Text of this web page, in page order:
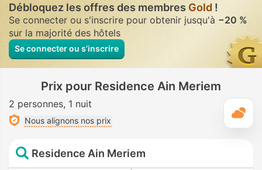
Débloquez les offres des membres Gold !
Se connecter ou s'inscrire pour obtenir jusqu'à −20 %
sur la majorité des hôtels
Se connecter ou s’inscrire
Prix pour Residence Ain Meriem
2 personnes 1 nuit
Nous alignons nos prix
Residence Ain Meriem